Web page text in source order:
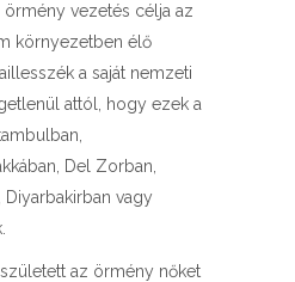
örmény vezetés célja az
környezetben élő
a saját nemzeti
attól, hogy ezek a
Del Zorban,
Diyarbakirban vagy
az örmény nőket